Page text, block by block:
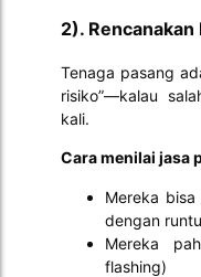
2). Rencanakan
Tenaga pasang
risiko”—kalau
kali.
Cara menilai jasa
Mereka bisa
dengan
Mereka
flashing)